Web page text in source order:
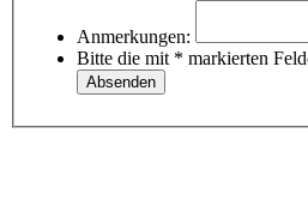
Anmerkungen:
Bitte die mit * markierten